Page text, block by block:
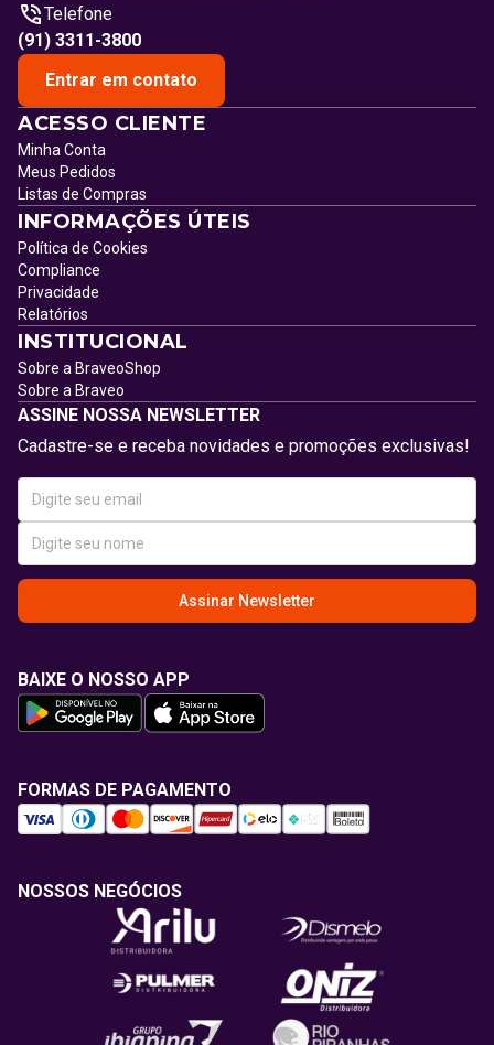
Telefone
(91) 3311-3800
Entrar em contato
ACESSO CLIENTE
Minha Conta
Meus Pedidos
Listas de Compras
INFORMAÇÕES ÚTEIS
Política de Cookies
Compliance
Privacidade
Relatórios
INSTITUCIONAL
Sobre a BraveoShop
Sobre a Braveo
ASSINE NOSSA NEWSLETTER
Cadastre-se e receba novidades e promoções exclusivas!
Assinar Newsletter
BAIXE O NOSSO APP
FORMAS DE PAGAMENTO
NOSSOS NEGÓCIOS